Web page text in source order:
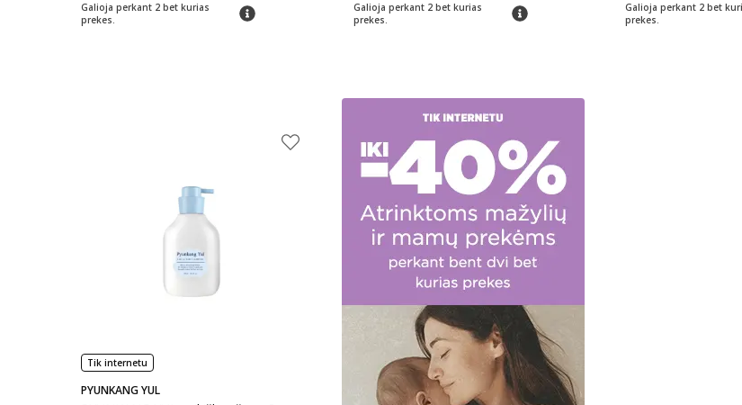
Galioja perkant 2 bet kurias
prekes.
patarimas
Galioja perkant 2 bet kurias
prekes.
patarimas
Galioja perkant 2 bet
prekes.
Tik internetu
PYUNKANG YUL